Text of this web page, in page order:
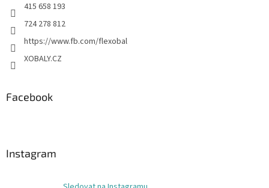
415 658 193
724 278 812
https://www.fb.com/flexobal
XOBALY.CZ
Facebook
Instagram